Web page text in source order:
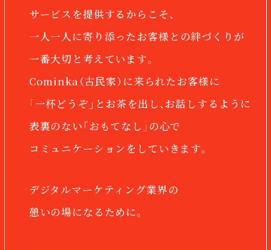
サービスを提供するからこそ、
一人一人に寄り添ったお客様との絆づくりが
一番大切と考えています。
Cominka（古民家） に来られたお客様に
「一杯どうぞ」とお茶を出し、お話しするように
表裏のない「おもてなし」の心で
コミュニケーションをしていきます。
デジタルマーケティング業界の
憩いの場になるために。